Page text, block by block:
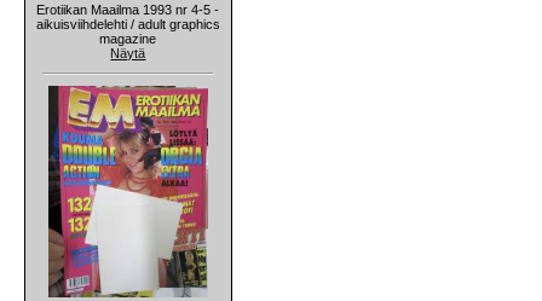
Erotiikan Maailma 1993 nr 4-5 -
aikuisviihdelehti / adult graphics
magazine
Näytä